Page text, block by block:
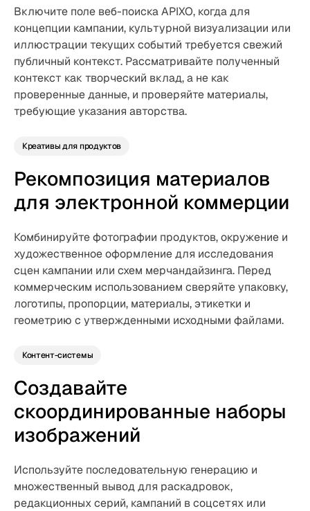
Включите поле веб-поиска APIXO, когда для
концепции кампании, культурной визуализации или
иллюстрации текущих событий требуется свежий
публичный контекст. Рассматривайте полученный
контекст как творческий вклад, а не как
проверенные данные, и проверяйте материалы,
требующие указания авторства.
Креативы для продуктов
Рекомпозиция материалов
для электронной коммерции
Комбинируйте фотографии продуктов, окружение и
художественное оформление для исследования
сцен кампании или схем мерчандайзинга. Перед
коммерческим использованием сверяйте упаковку,
логотипы, пропорции, материалы, этикетки и
геометрию с утвержденными исходными файлами.
Контент-системы
Создавайте
скоординированные наборы
изображений
Используйте последовательную генерацию и
множественный вывод для раскадровок,
редакционных серий, кампаний в соцсетях или